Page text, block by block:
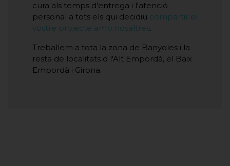
cura als temps d'entrega i l'atenció
personal a tots els qui decidiu compartir el
vostre projecte amb nosaltres.
Treballem a tota la zona de Banyoles i la
resta de localitats d l'Alt Empordà, el Baix
Empordà i Girona.